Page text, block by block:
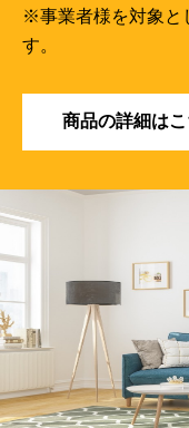
※事業者様を対象と
す。
商品の詳細はこ